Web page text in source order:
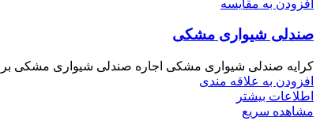
افزودن به مقایسه
صندلی شیواری مشکی
کرایه صندلی شیواری مشکی اجاره صندلی شیواری مشکی
افزودن به علاقه مندی
اطلاعات بیشتر
مشاهده سریع